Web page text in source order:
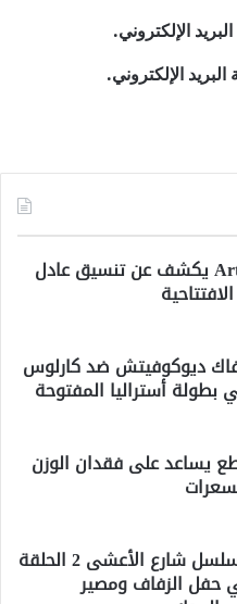
الإلكتروني.
الإلكتروني.
Art Basel Qatar يكشف عن تنسيق عادل
ديوكوفيتش ضد كارلوس
بطولة أستراليا المفتوحة
يساعد على فقدان الوزن
بالتفاصيل: مسلسل شارع الأعشى 2 الحلقة
حفل الزفاف ومصير